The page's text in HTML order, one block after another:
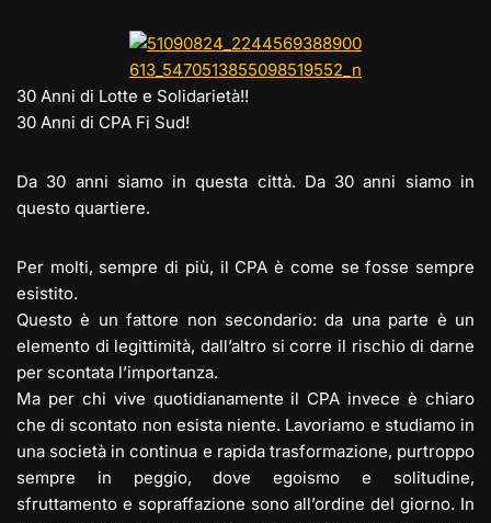
e
gr
a
m
o
d
o
n
s
A
e
b
o
k
l
k
30 Anni di Lotte e Solidarietà!!
30 Anni di CPA Fi Sud!
Da 30 anni siamo in questa città. Da 30 anni siamo in
questo quartiere.
Per molti, sempre di più, il CPA è come se fosse sempre
esistito.
Questo è un fattore non secondario: da una parte è un
elemento di legittimità, dall’altro si corre il rischio di darne
per scontata l’importanza.
Ma per chi vive quotidianamente il CPA invece è chiaro
che di scontato non esista niente. Lavoriamo e studiamo in
una società in continua e rapida trasformazione, purtroppo
sempre in peggio, dove egoismo e solitudine,
sfruttamento e sopraffazione sono all’ordine del giorno. In